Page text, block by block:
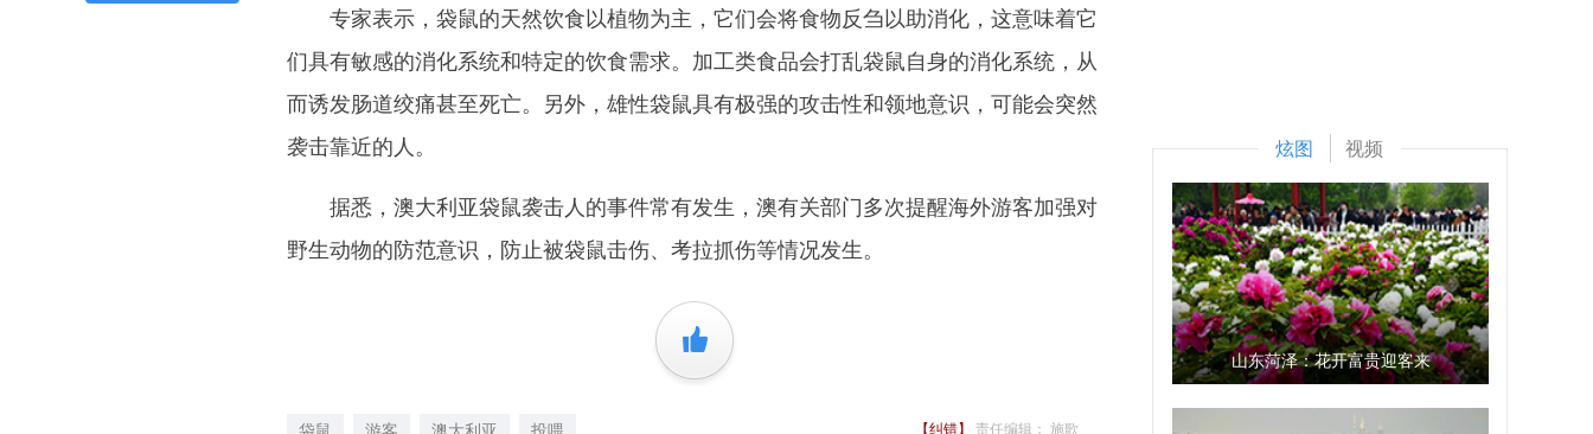
专家表示，袋鼠的天然饮食以植物为主，它们会将食物反刍以助消化，这意味着它
们具有敏感的消化系统和特定的饮食需求。加工类食品会打乱袋鼠自身的消化系统，从
而诱发肠道绞痛甚至死亡。另外，雄性袋鼠具有极强的攻击性和领地意识，可能会突然
袭击靠近的人。
据悉，澳大利亚袋鼠袭击人的事件常有发生，澳有关部门多次提醒海外游客加强对
野生动物的防范意识，防止被袋鼠击伤、考拉抓伤等情况发生。
+1
袋鼠 游客 澳大利亚 投喂 【纠错】 责任编辑： 施歌
炫图 视频
山东菏泽：花开富贵迎客来